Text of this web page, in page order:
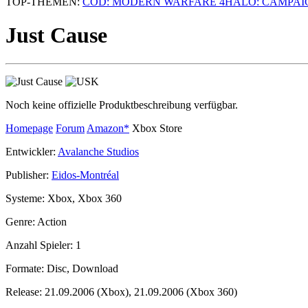
Just Cause
Noch keine offizielle Produktbeschreibung verfügbar.
Homepage Forum Amazon* Xbox Store
Entwickler: Avalanche Studios
Publisher: Eidos-Montréal
Systeme: Xbox, Xbox 360
Genre: Action
Anzahl Spieler: 1
Formate: Disc, Download
Release: 21.09.2006 (Xbox), 21.09.2006 (Xbox 360)